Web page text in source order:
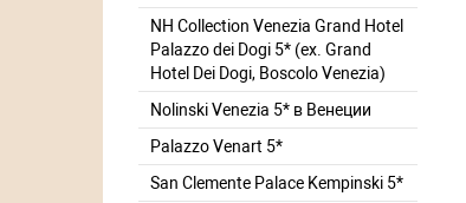
NH Collection Venezia Grand Hotel
Palazzo dei Dogi 5* (ex. Grand
Hotel Dei Dogi, Boscolo Venezia)
Nolinski Venezia 5* в Венеции
Palazzo Venart 5*
San Clemente Palace Kempinski 5*